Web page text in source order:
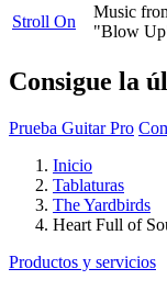
Stroll On
Music
"Blow
Consigue la
Prueba Guitar Pro
Inicio
Tablaturas
The Yardbirds
Heart Full of
Productos y servicios